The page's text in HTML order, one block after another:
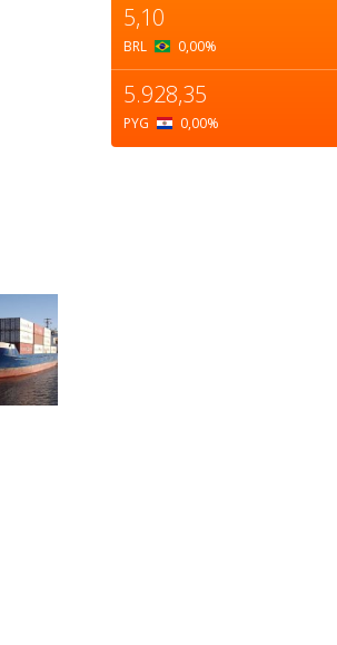
5,10
BRL 0,00%
5.928,35
PYG 0,00%